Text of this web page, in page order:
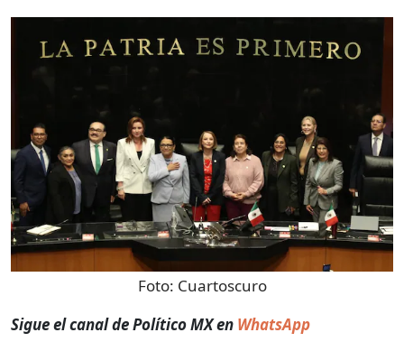
Foto: Cuartoscuro
Sigue el canal de Político MX en WhatsApp